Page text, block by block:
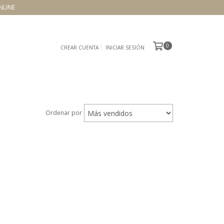
CREAR CUENTA INICIAR SESIÓN 0
Ordenar por